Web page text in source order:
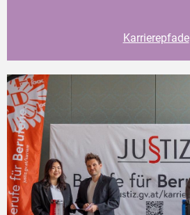
Karrierepfade